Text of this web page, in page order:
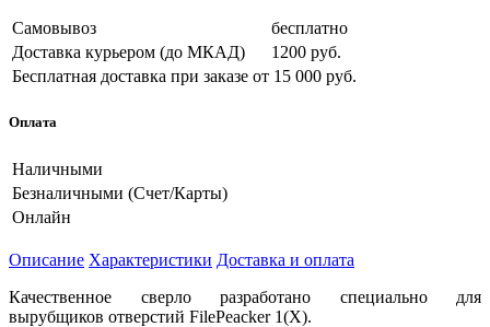
Самовывоз
бесплатно
Доставка курьером (до МКАД)
1200 руб.
Бесплатная доставка при заказе от 15 000 руб.
Оплата
Наличными
Безналичными (Счет/Карты)
Онлайн
Описание Характеристики Доставка и оплата
Качественное сверло разработано специально для
вырубщиков отверстий FilePeacker 1(X).